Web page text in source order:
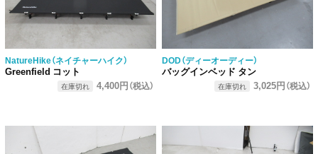
NatureHike（ネイチャーハイク）
Greenfield コット
在庫切れ 4,400円（税込）
DOD（ディーオーディー）
バッグインベッド タン
在庫切れ 3,025円（税込）